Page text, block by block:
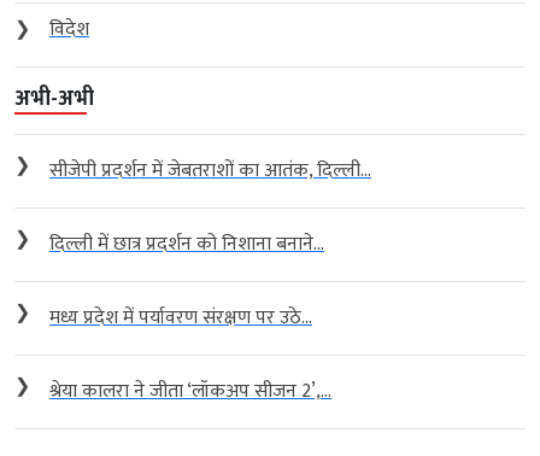
❯
विदेश
अभी-अभी
❯ सीजेपी प्रदर्शन में जेबतराशों का आतंक, दिल्ली...
❯ दिल्ली में छात्र प्रदर्शन को निशाना बनाने...
❯ मध्य प्रदेश में पर्यावरण संरक्षण पर उठे...
❯ श्रेया कालरा ने जीता ‘लॉकअप सीजन 2’,...